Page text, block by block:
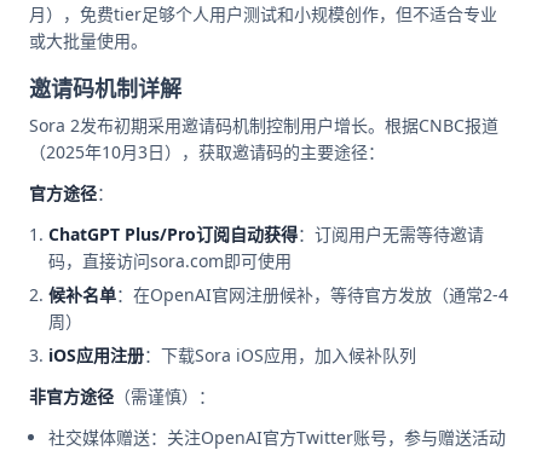
月），免费tier足够个人用户测试和小规模创作，但不适合专业
或大批量使用。
邀请码机制详解
Sora 2发布初期采用邀请码机制控制用户增长。根据CNBC报道
（2025年10月3日），获取邀请码的主要途径：
官方途径：
ChatGPT Plus/Pro订阅自动获得：订阅用户无需等待邀请
码，直接访问sora.com即可使用
候补名单：在OpenAI官网注册候补，等待官方发放（通常2-4
周）
iOS应用注册：下载Sora iOS应用，加入候补队列
非官方途径 （需谨慎）：
社交媒体赠送：关注OpenAI官方Twitter账号，参与赠送活动